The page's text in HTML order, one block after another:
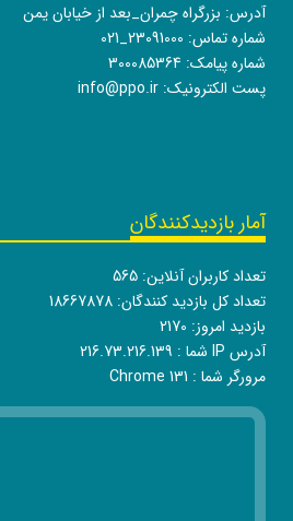
آدرس: بزرگراه چمران_بعد از خیابان یمن
شماره تماس: 021_23091000
شماره پیامک: 300085364
پست الکترونیک: info@ppo.ir
آمار بازدیدکنندگان
تعداد کاربران آنلاین: 565
تعداد کل بازدید کنندگان: 18667878
بازدید امروز: 2170
آدرس IP شما :
216.73.216.139
مرورگر شما : Chrome 131